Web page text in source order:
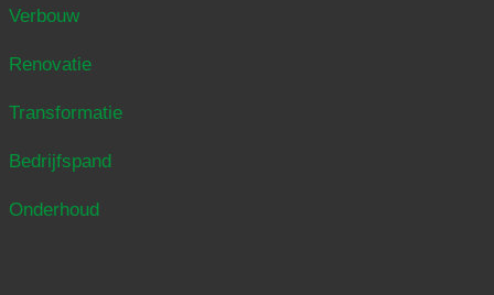
Verbouw
Renovatie
Transformatie
Bedrijfspand
Onderhoud